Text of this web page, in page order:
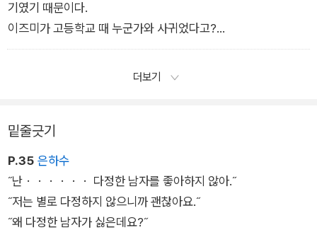
기였기 때문이다.
이즈미가 고등학교 때 누군가와 사귀었다고?
살짝 혼란스러웠다. 그게 정말일까?
더보기
밑줄긋기
P.35 은하수
˝난・・・・・・ 다정한 남자를 좋아하지 않아.˝
˝저는 별로 다정하지 않으니까 괜찮아요.˝
˝왜 다정한 남자가 싫은데요?˝